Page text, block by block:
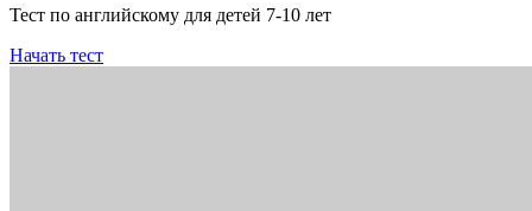
Тест по английскому для детей 7-10 лет
Начать тест